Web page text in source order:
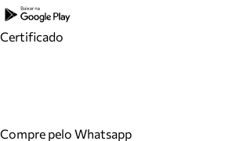
Certificado
Compre pelo Whatsapp